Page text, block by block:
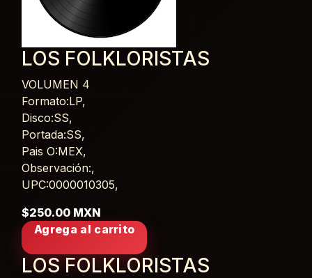
LOS FOLKLORISTAS
VOLUMEN 4
Card List Article
Formato:LP,
Disco:SS,
Portada:SS,
Pais O:MEX,
Observación:,
UPC:0000010305,
$250.00 MXN
Agrega al carrito
LOS FOLKLORISTAS